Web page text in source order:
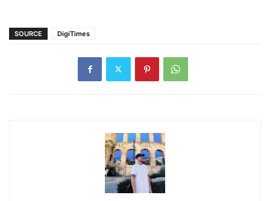
SOURCE DigiTimes